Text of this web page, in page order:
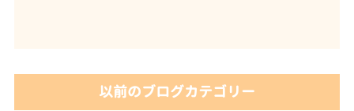
以前のブログカテゴリー